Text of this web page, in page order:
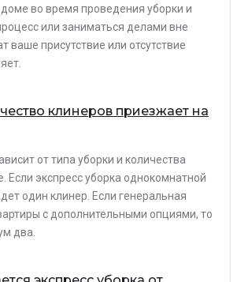
доме во время проведения уборки и
или заниматься делами вне
ваше присутствие или отсутствие
клинеров приезжает на
от типа уборки и количества
Если экспресс уборка однокомнатной
один клинер. Если генеральная
с дополнительными опциями, то
два.